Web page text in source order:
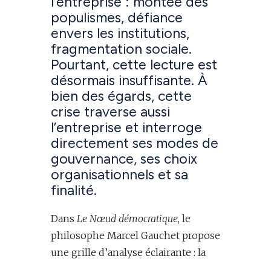
populismes, défiance
envers les institutions,
fragmentation sociale.
Pourtant, cette lecture est
désormais insuffisante. À
bien des égards, cette
crise traverse aussi
l’entreprise et interroge
directement ses modes de
gouvernance, ses choix
organisationnels et sa
finalité.
Dans Le Nœud démocratique, le
philosophe Marcel Gauchet propose
une grille d’analyse éclairante : la